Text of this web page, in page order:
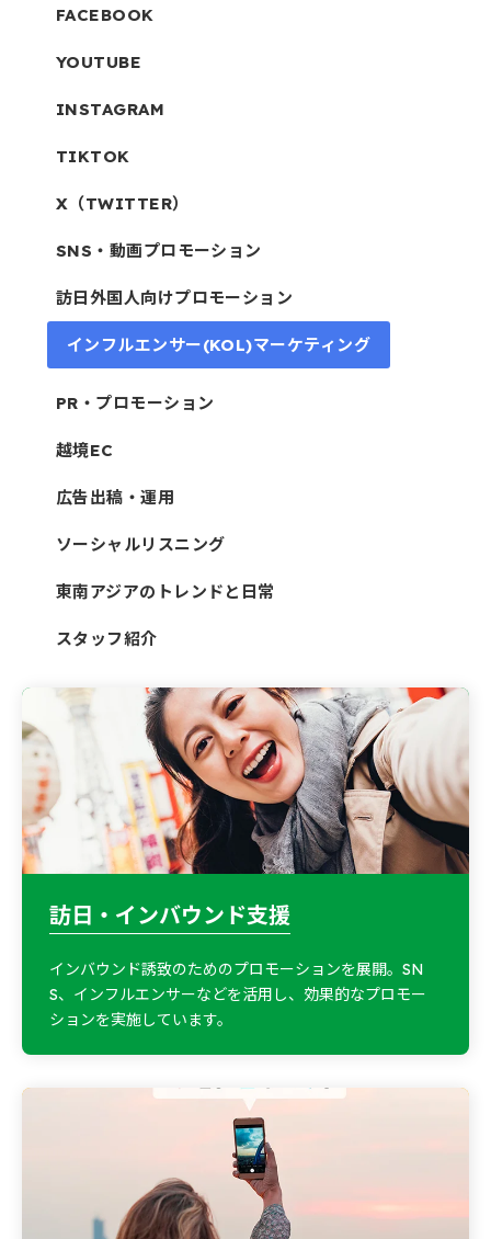
東南アジアのトレンドと日常
SNS・動画プロモーション
訪日外国人向けプロモーション
インフルエンサー(KOL)マーケティング
越境EC
YOUTUBE
スタッフ紹介
TIKTOK
INSTAGRAM
FACEBOOK
広告出稿・運用
PR・プロモーション
X（TWITTER）
ソーシャルリスニング
訪日・インバウンド支援
インバウンド誘致のためのプロモーションを展開。SN
S、インフルエンサーなどを活用し、効果的なプロモー
ションを実施しています。